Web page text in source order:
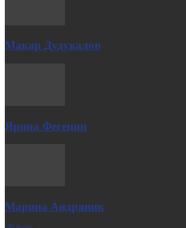
Макар Дудукалов
Ярина Фегецин
Марина Андряник